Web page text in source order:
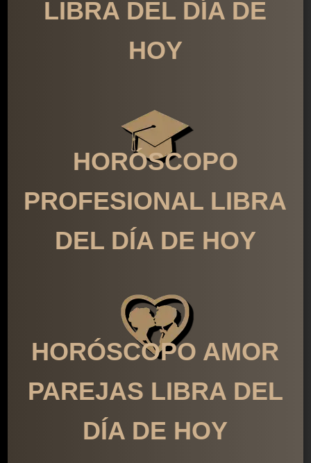
LIBRA DEL DÍA DE
HOY
HORÓSCOPO
PROFESIONAL LIBRA
DEL DÍA DE HOY
HORÓSCOPO AMOR
PAREJAS LIBRA DEL
DÍA DE HOY